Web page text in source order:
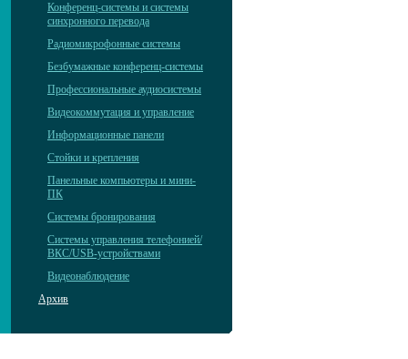
Конференц-системы и системы
синхронного перевода
Радиомикрофонные системы
Безбумажные конференц-системы
Профессиональные аудиосистемы
Видеокоммутация и управление
Информационные панели
Стойки и крепления
Панельные компьютеры и мини-
ПК
Системы бронирования
Системы управления телефонией/
ВКС/USB-устройствами
Видеонаблюдение
Архив